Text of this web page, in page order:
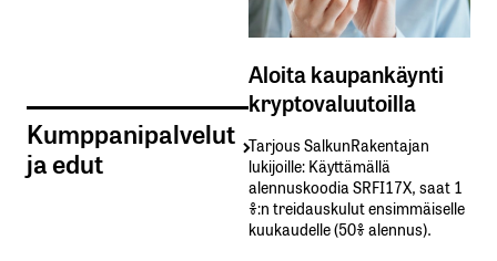
Kumppanipalvelut
ja edut
Aloita kaupankäynti
kryptovaluutoilla
Tarjous SalkunRakentajan
lukijoille: Käyttämällä​ ​
alennuskoodia​ ​SRFI17X,​ ​saat​ ​1
%:n treidauskulut​ ​ensimmäiselle​ ​
kuukaudelle​ ​(50%​ ​alennus).